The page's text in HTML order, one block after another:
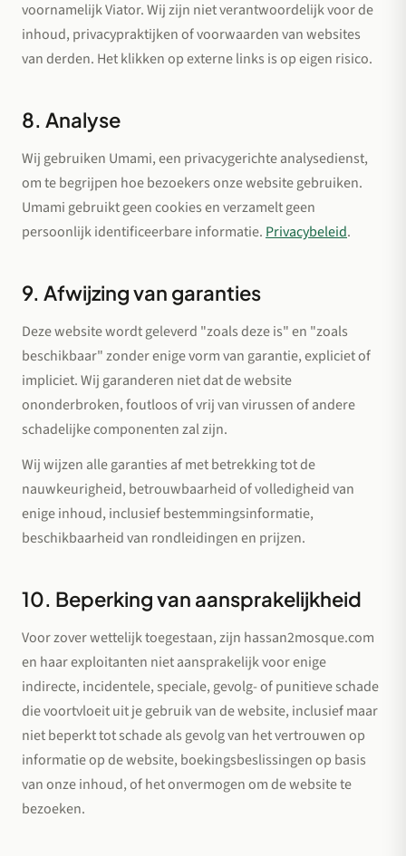
voornamelijk Viator. Wij zijn niet verantwoordelijk voor de
inhoud, privacypraktijken of voorwaarden van websites
van derden. Het klikken op externe links is op eigen risico.
8. Analyse
Wij gebruiken Umami, een privacygerichte analysedienst,
om te begrijpen hoe bezoekers onze website gebruiken.
Umami gebruikt geen cookies en verzamelt geen
persoonlijk identificeerbare informatie. Privacybeleid.
9. Afwijzing van garanties
Deze website wordt geleverd "zoals deze is" en "zoals
beschikbaar" zonder enige vorm van garantie, expliciet of
impliciet. Wij garanderen niet dat de website
ononderbroken, foutloos of vrij van virussen of andere
schadelijke componenten zal zijn.
Wij wijzen alle garanties af met betrekking tot de
nauwkeurigheid, betrouwbaarheid of volledigheid van
enige inhoud, inclusief bestemmingsinformatie,
beschikbaarheid van rondleidingen en prijzen.
10. Beperking van aansprakelijkheid
Voor zover wettelijk toegestaan, zijn hassan2mosque.com
en haar exploitanten niet aansprakelijk voor enige
indirecte, incidentele, speciale, gevolg- of punitieve schade
die voortvloeit uit je gebruik van de website, inclusief maar
niet beperkt tot schade als gevolg van het vertrouwen op
informatie op de website, boekingsbeslissingen op basis
van onze inhoud, of het onvermogen om de website te
bezoeken.